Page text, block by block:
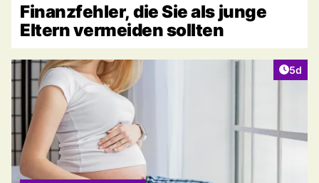
Finanzfehler, die Sie als junge
Eltern vermeiden sollten
5d